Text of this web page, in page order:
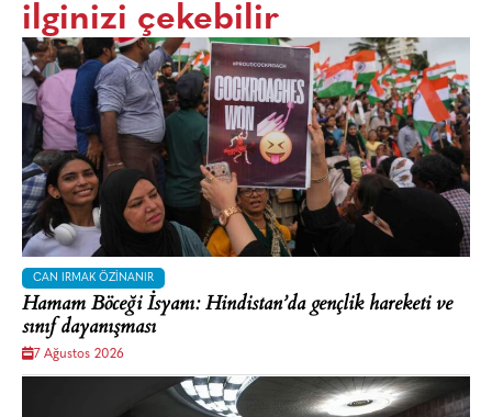
ilginizi çekebilir
CAN IRMAK ÖZINANIR
Hamam Böceği İsyanı: Hindistan’da gençlik hareketi ve
sınıf dayanışması
7 Ağustos 2026